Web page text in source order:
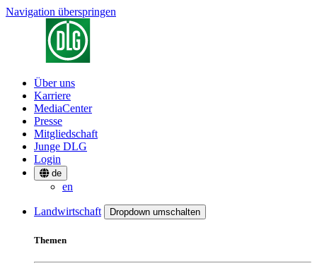
Navigation überspringen
Über uns
Karriere
MediaCenter
Presse
Mitgliedschaft
Junge DLG
Login
de
en
Landwirtschaft Dropdown umschalten
Themen